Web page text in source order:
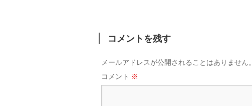
コメントを残す
メールアドレスが公開されることはありません。
コメント ※